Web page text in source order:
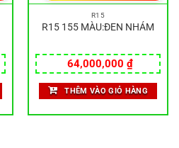
R15
R15 155 MÀU:ĐEN NHÁM
64,000,000 ₫
THÊM VÀO GIỎ HÀNG